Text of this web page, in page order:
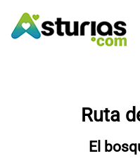
QUÉ HACER
Ruta
El